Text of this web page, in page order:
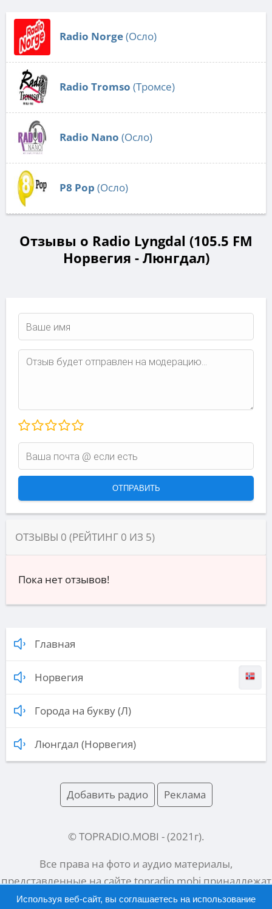
Radio Norge(Осло)
Radio Tromso (Тромсе)
Radio Nano (Осло)
P8 Pop (Осло)
Отзывы о Radio Lyngdal (105.5 FM
Норвегия - Люнгдал)
ОТЗЫВЫ 0 (РЕЙТИНГ 0 ИЗ 5)
Пока нет отзывов!
Главная
Норвегия
Города на букву (Л)
Люнгдал (Норвегия)
Добавить радио Реклама
© TOPRADIO.MOBI - (2021 г).
Все права на фото и аудио материалы,
представленные на сайтеtopradio.mobiпринадлежат
их законным владельцам.
Используя веб-сайт, вы соглашаетесь на использование